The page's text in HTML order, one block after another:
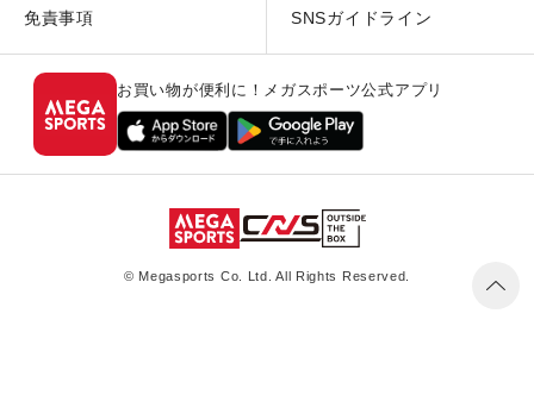
免責事項 SNSガイドライン
お買い物が便利に！メガスポーツ公式アプリ
© Megasports Co. Ltd. All Rights Reserved.